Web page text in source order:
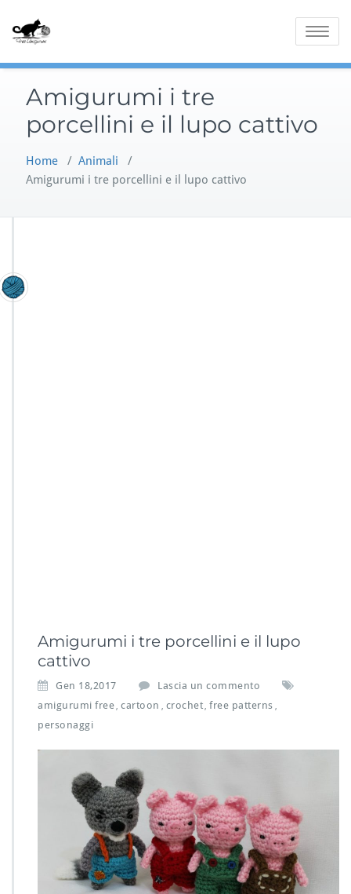
Toggle
Amigurumi i tre
porcellini e il lupo cattivo
Home / Animali /
Amigurumi i tre porcellini e il lupo cattivo
Amigurumi i tre porcellini e il lupo
cattivo
Gen 18,2017
Lascia un commento
amigurumi free cartoon crochet free patterns
personaggi